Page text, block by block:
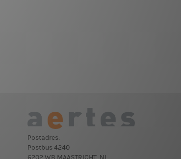
Postadres:
Postbus 4240
6202 WB MAASTRICHT, NL